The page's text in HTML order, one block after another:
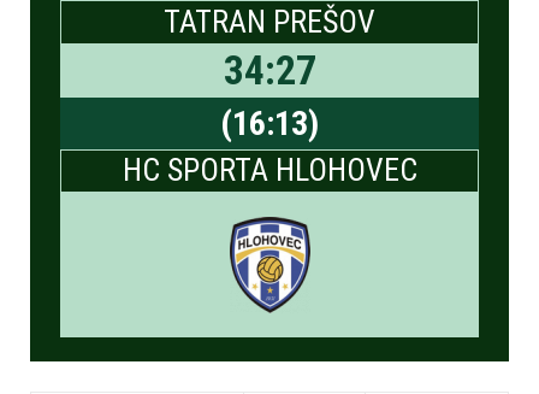
TATRAN PREŠOV
34:27
(16:13)
HC SPORTA HLOHOVEC